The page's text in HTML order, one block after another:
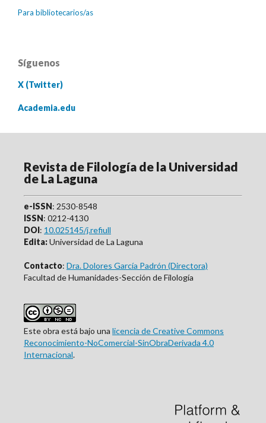
Para bibliotecarios/as
Síguenos
X (Twitter)
Academia.edu
Revista de Filología de la Universidad
de La Laguna
e-ISSN: 2530-8548
ISSN: 0212-4130
DOI: 10.025145/j.refiull
Edita:Universidad de La Laguna
Contacto: Dra. Dolores García Padrón (Directora)
Facultad de Humanidades-Sección de Filología
Este obra está bajo una licencia de Creative Commons
Reconocimiento-NoComercial-SinObraDerivada 4.0
Internacional.